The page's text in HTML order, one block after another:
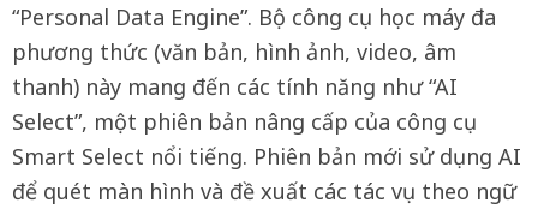
“Personal Data Engine”. Bộ công cụ học máy đa
phương thức (văn bản, hình ảnh, video, âm
thanh) này mang đến các tính năng như “AI
Select”, một phiên bản nâng cấp của công cụ
Smart Select nổi tiếng. Phiên bản mới sử dụng AI
để quét màn hình và đề xuất các tác vụ theo ngữ